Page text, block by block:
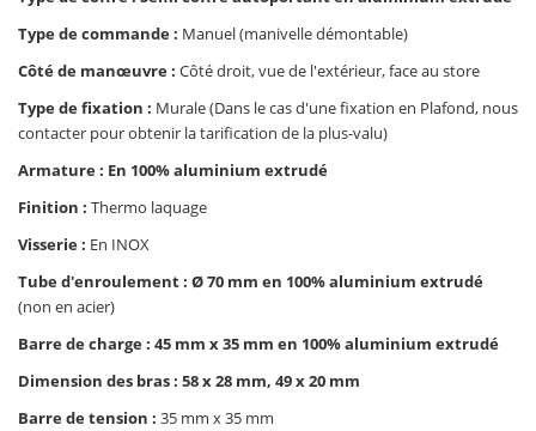
Type de commande : Manuel (manivelle démontable)
Côté de manœuvre : Côté droit, vue de l'extérieur, face au store
Type de fixation : Murale (Dans le cas d'une fixation en Plafond, nous
contacter pour obtenir la tarification de la plus-valu)
Armature : En 100% aluminium extrudé
Finition : Thermo laquage
Visserie : En INOX
Tube d'enroulement : Ø 70 mm en 100% aluminium extrudé
(non en acier)
Barre de charge : 45 mm x 35 mm en 100% aluminium extrudé
Dimension des bras : 58 x 28 mm, 49 x 20 mm
Barre de tension : 35 mm x 35 mm